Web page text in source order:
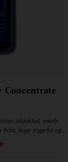
olajokkal, amely
hogy reggelre egy
nyújtson